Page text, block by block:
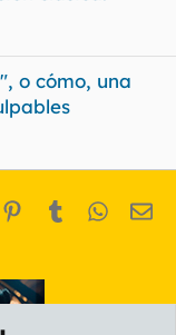
o cómo, una
Pinterest
Tumblr